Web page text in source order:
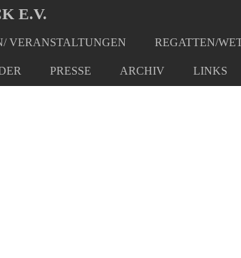
E.V.
VERANSTALTUNGEN REGATTEN/
PRESSE ARCHIV LINKS